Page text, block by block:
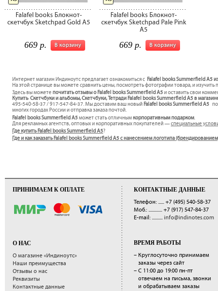
Falafel books Блокнот-
скетчбук Sketchpad Gold A5
В корзину
669 р.
Falafel books Блокнот-
скетчбук Sketchpad Pale Pink
A5
В корзину
669 р.
Интернет магазин Индиноутс предлагает ознакомиться с Falafel books Summerfield А5
На этой странице вы можете сравнить цены, посмотреть фотографии товара, и
Здесь вы можете почитать отзывы о Falafel books Summerfield А5и оставить свои
Купить Скетчбуки и альбомы, Скетчбуки, Тетради Falafel books Summerfield А5 в
495-540-58-37 / 917-547-84-37. Мы доставим ваш новый Falafel books Summerfield А5
многих городах России и отправка заказа почтой.
Falafel books Summerfield А5может стать отличнымкорпоративным подарком.
Для рекламных агентств, оптовых и корпоративных покупателей —специальные
Где купить Falafel books Summerfield А5?
Где и как заказать Falafel books Summerfield А5 с нанесением логотипа
ПРИНИМАЕМ К ОПЛАТЕ
О НАС
О магазине «Индиноутс»
Наши преимущества
Отзывы о нас
Реквизиты
Контактные данные
КОНТАКТНЫЕ ДАННЫЕ
Телефон: ...... +7 (495) 540-58-37
Моб.: .............. +7 (917) 547-84-37
E-mail: ........... info@indinotes.com
ВРЕМЯ РАБОТЫ
– Круглосуточно принимаем
заказы через сайт
– С 11:00 до 19:00 пн-пт
отвечаем на письма, звонки
и обрабатываем заказы